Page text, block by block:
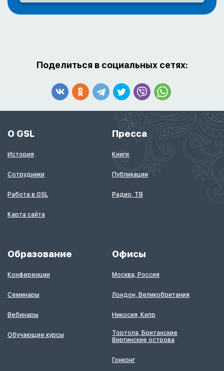
Поделиться в социальных сетях:
О GSL
История
Сотрудники
Работа в GSL
Карта сайта
Пресса
Книги
Публикации
Радио, ТВ
Образование
Конференции
Семинары
Вебинары
Обучающие курсы
Офисы
Москва, Россия
Лондон, Великобритания
Никосия, Кипр
Тортола, Британские
Виргинские острова
Гонконг